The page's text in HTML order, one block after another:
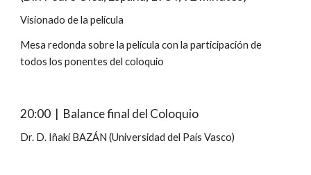
Visionado de la película
Mesa redonda sobre la película con la participación de
todos los ponentes del coloquio
20:00
  |  Balance final del Coloquio
Dr. D. Iñaki BAZÁN (Universidad del País Vasco)